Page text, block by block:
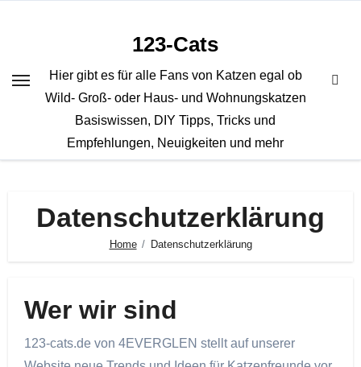
123-Cats
Hier gibt es für alle Fans von Katzen egal ob
Wild- Groß- oder Haus- und Wohnungskatzen
Basiswissen, DIY Tipps, Tricks und
Empfehlungen, Neuigkeiten und mehr
Datenschutzerklärung
Home Datenschutzerklärung
Wer wir sind
123-cats.de von 4EVERGLEN stellt auf unserer